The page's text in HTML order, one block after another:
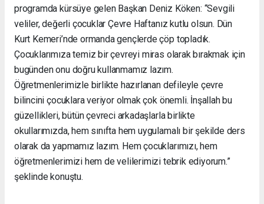
programda kürsüye gelen Başkan Deniz Köken: “Sevgili
veliler, değerli çocuklar Çevre Haftanız kutlu olsun. Dün
Kurt Kemeri’nde ormanda gençlerde çöp topladık.
Çocuklarımıza temiz bir çevreyi miras olarak bırakmak için
bugünden onu doğru kullanmamız lazım.
Öğretmenlerimizle birlikte hazırlanan defileyle çevre
bilincini çocuklara veriyor olmak çok önemli. İnşallah bu
güzellikleri, bütün çevreci arkadaşlarla birlikte
okullarımızda, hem sınıfta hem uygulamalı bir şekilde ders
olarak da yapmamız lazım. Hem çocuklarımızı, hem
öğretmenlerimizi hem de velilerimizi tebrik ediyorum.”
şeklinde konuştu.